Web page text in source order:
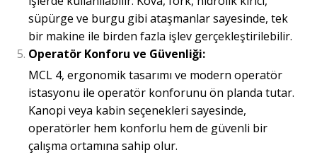
süpürge ve burgu gibi ataşmanlar sayesinde, tek
bir makine ile birden fazla işlev gerçekleştirilebilir.
Operatör Konforu ve Güvenliği:
MCL 4, ergonomik tasarımı ve modern operatör
istasyonu ile operatör konforunu ön planda tutar.
Kanopi veya kabin seçenekleri sayesinde,
operatörler hem konforlu hem de güvenli bir
çalışma ortamına sahip olur.